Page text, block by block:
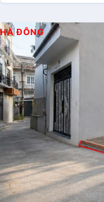
HÀ ĐÔNG